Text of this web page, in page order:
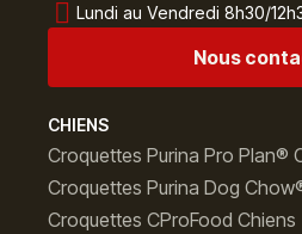
CHIENS
Croquettes Purina Pro Plan®
Croquettes Purina Dog
Croquettes CProFood Chiens
Lundi au Vendredi 8h30/
Nous